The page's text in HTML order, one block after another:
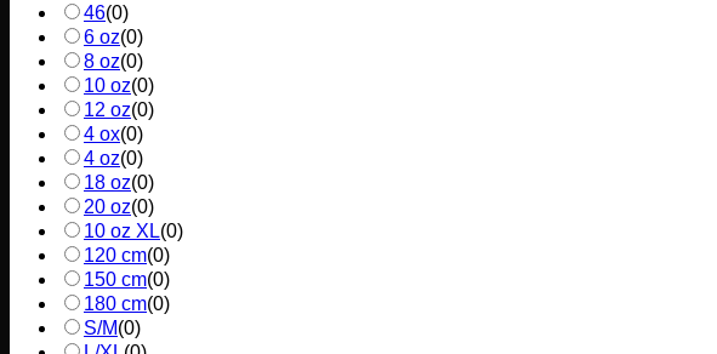
46(0)
6 oz(0)
8 oz(0)
10 oz(0)
12 oz(0)
4 ox(0)
4 oz(0)
18 oz(0)
20 oz(0)
10 oz XL(0)
120 cm(0)
150 cm(0)
180 cm(0)
S/M(0)